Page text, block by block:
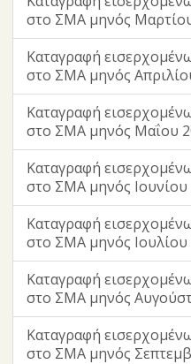
στο ΣΜΑ μηνός
Καταγραφή
στο ΣΜΑ μηνός
Καταγραφή
στο ΣΜΑ μηνός Μαΐου
Καταγραφή
στο ΣΜΑ μηνός Ιουνίου
Καταγραφή
στο ΣΜΑ μηνός Ιουλίου
Καταγραφή
στο ΣΜΑ μηνός
Καταγραφή
στο ΣΜΑ μηνός